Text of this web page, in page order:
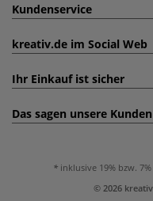
Kundenservice
kreativ.de im Social Web
Ihr Einkauf ist sicher
Das sagen unsere Kunden
inklusive 19% bzw.
© 2026